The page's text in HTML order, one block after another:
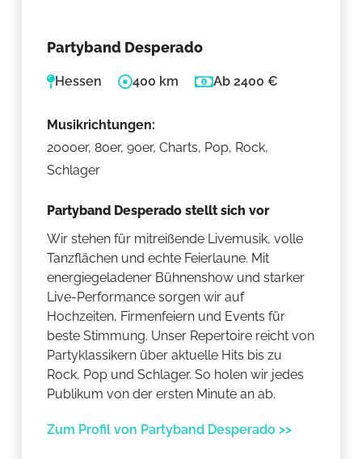
Partyband Desperado
Hessen 400 km Ab 2400 €
Musikrichtungen:
2000er, 80er, 90er, Charts, Pop, Rock,
Schlager
Partyband Desperado stellt sich vor
Wir stehen für mitreißende Livemusik, volle
Tanzflächen und echte Feierlaune. Mit
energiegeladener Bühnenshow und starker
Live-Performance sorgen wir auf
Hochzeiten, Firmenfeiern und Events für
beste Stimmung. Unser Repertoire reicht von
Partyklassikern über aktuelle Hits bis zu
Rock, Pop und Schlager. So holen wir jedes
Publikum von der ersten Minute an ab.
Zum Profil von Partyband Desperado >>